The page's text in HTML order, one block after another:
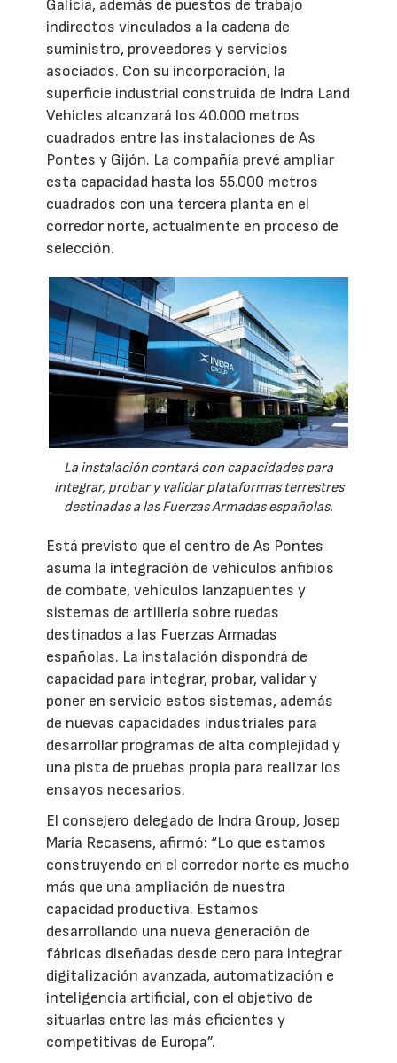
Galicia, además de puestos de trabajo
indirectos vinculados a la cadena de
suministro, proveedores y servicios
asociados. Con su incorporación, la
superficie industrial construida de Indra Land
Vehicles alcanzará los 40.000 metros
cuadrados entre las instalaciones de As
Pontes y Gijón. La compañía prevé ampliar
esta capacidad hasta los 55.000 metros
cuadrados con una tercera planta en el
corredor norte, actualmente en proceso de
selección.
La instalación contará con capacidades para
integrar, probar y validar plataformas terrestres
destinadas a las Fuerzas Armadas españolas.
Está previsto que el centro de As Pontes
asuma la integración de vehículos anfibios
de combate, vehículos lanzapuentes y
sistemas de artillería sobre ruedas
destinados a las Fuerzas Armadas
españolas. La instalación dispondrá de
capacidad para integrar, probar, validar y
poner en servicio estos sistemas, además
de nuevas capacidades industriales para
desarrollar programas de alta complejidad y
una pista de pruebas propia para realizar los
ensayos necesarios.
El consejero delegado de Indra Group, Josep
María Recasens, afirmó: “Lo que estamos
construyendo en el corredor norte es mucho
más que una ampliación de nuestra
capacidad productiva. Estamos
desarrollando una nueva generación de
fábricas diseñadas desde cero para integrar
digitalización avanzada, automatización e
inteligencia artificial, con el objetivo de
situarlas entre las más eficientes y
competitivas de Europa”.